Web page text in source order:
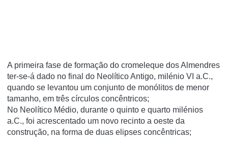
A primeira fase de formação do cromeleque dos Almendres
ter-se-á dado no final do Neolítico Antigo, milénio VI a.C.,
quando se levantou um conjunto de monólitos de menor
tamanho, em três círculos concêntricos;
No Neolítico Médio, durante o quinto e quarto milénios
a.C., foi acrescentado um novo recinto a oeste da
construção, na forma de duas elipses concêntricas;